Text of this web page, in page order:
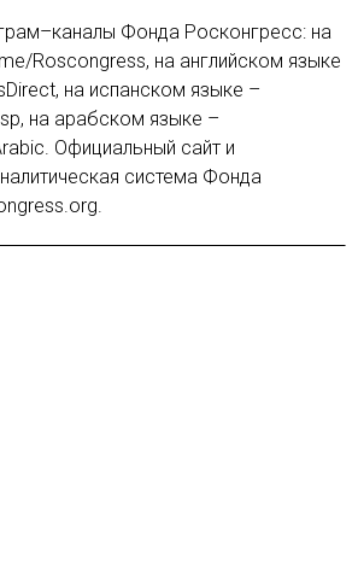
Фонда Росконгресс: на
Roscongress, на английском языке
на испанском языке –
на арабском языке –
Официальный сайт и
система Фонда